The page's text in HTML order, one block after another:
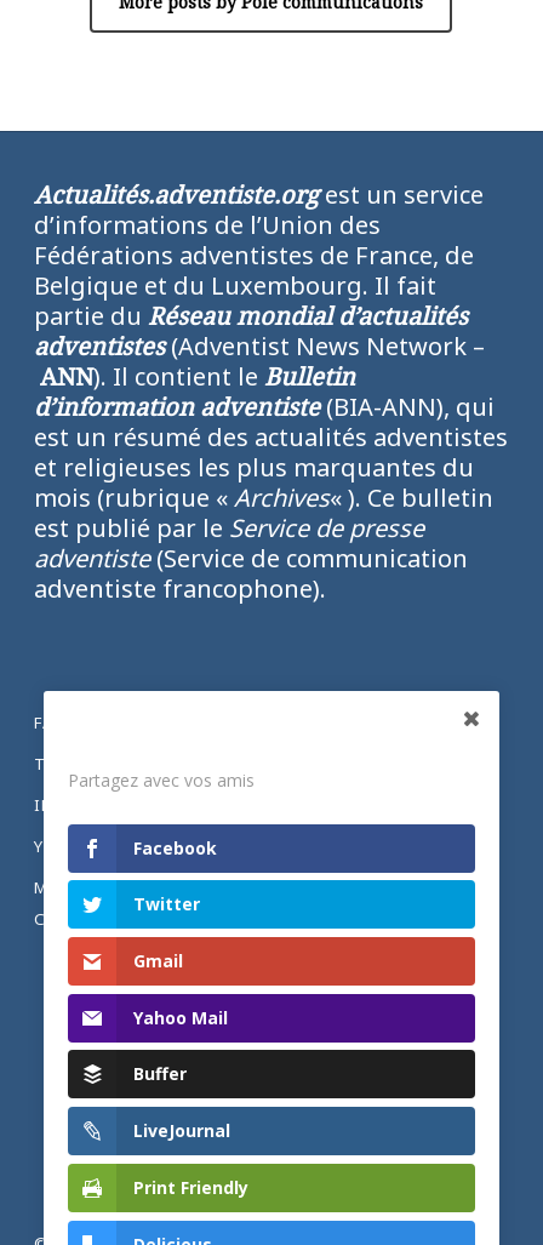
Actualités.adventiste.orgest un service
d’informations de l’Union des
Fédérations adventistes de France, de
Belgique et du Luxembourg. Il fait
partie du Réseau mondial d’actualités
adventistes(Adventist News Network –
ANN). Il contient le Bulletin
d’information adventiste(BIA-ANN), qui
est un résumé des actualités adventistes
et religieuses les plus marquantes du
mois (rubrique «Archives« ). Ce bulletin
est publié par le Service de presse
adventiste(Service de communication
adventiste francophone).
FACEBOOK
TWITTER
INSTAGRAM
YOUTUBE
MENTIONS LÉGALES ET POLITIQUE DE
CONFIDENTIALITÉ
Partagez avec vos amis
Facebook
Twitter
Gmail
Yahoo Mail
Buffer
LiveJournal
Print Friendly